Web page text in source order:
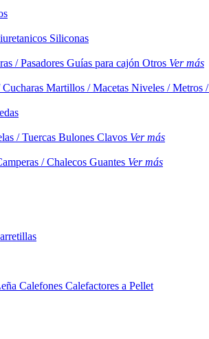
Siliconas
/ Pasadores Guías para cajón Otros Ver más
Cucharas Martillos / Macetas Niveles / Metros
/ Tuercas Bulones Clavos Ver más
/ Chalecos Guantes Ver más
Calefones Calefactores a Pellet